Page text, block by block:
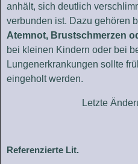
anhält, sich deutlich
verbunden ist. Dazu gehören
Atemnot, Brustschmerzen
bei kleinen Kindern oder bei
Lungenerkrankungen sollte
eingeholt werden.
Letzte
Referenzierte Lit.